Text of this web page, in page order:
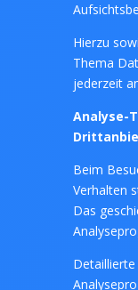
Hierzu
Thema
jederzeit
Analyse-
Beim
Verhalten
Das